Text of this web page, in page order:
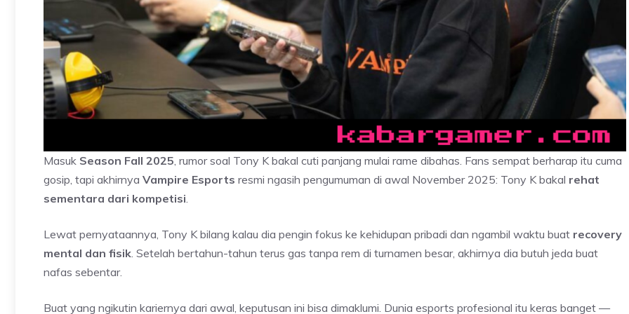
Masuk Season Fall 2025 , rumor soal Tony K bakal cuti panjang mulai rame dibahas. Fans sempat berharap itu cuma
gosip, tapi akhirnya Vampire Esports resmi ngasih pengumuman di awal November 2025: Tony K bakal rehat
sementara dari kompetisi
Lewat pernyataannya, Tony K bilang kalau dia pengin fokus ke kehidupan pribadi dan ngambil waktu buat recovery
mental dan fisik . Setelah bertahun-tahun terus gas tanpa rem di turnamen besar, akhirnya dia butuh jeda buat
nafas sebentar.
Buat yang ngikutin kariernya dari awal, keputusan ini bisa dimaklumi. Dunia esports profesional itu keras banget —